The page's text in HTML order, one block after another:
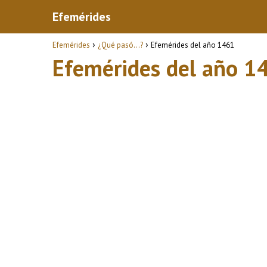
Efemérides
Efemérides ¿Qué pasó...? Efemérides del año 1461
Efemérides del año